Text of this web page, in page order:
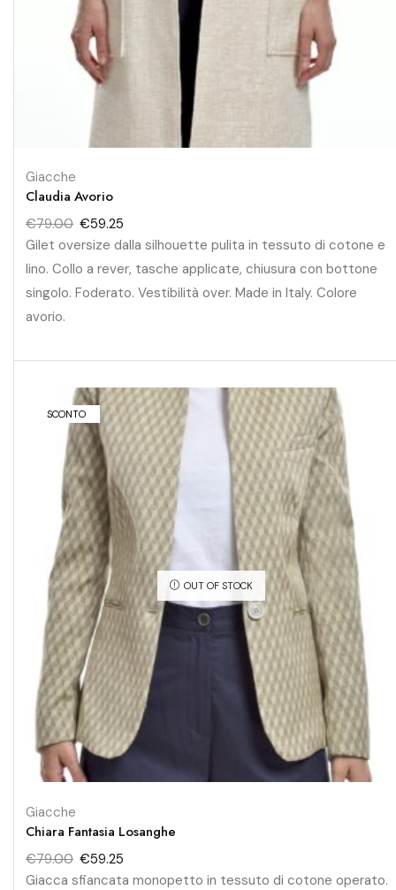
Giacche
Claudia Avorio
€79.00 €59.25
Gilet oversize dalla silhouette pulita in tessuto di cotone e
lino. Collo a rever, tasche applicate, chiusura con bottone
singolo. Foderato. Vestibilità over. Made in Italy. Colore
avorio.
OUT OF STOCK
SCONTO
Giacche
Chiara Fantasia Losanghe
€79.00 €59.25
Giacca sfiancata monopetto in tessuto di cotone operato.